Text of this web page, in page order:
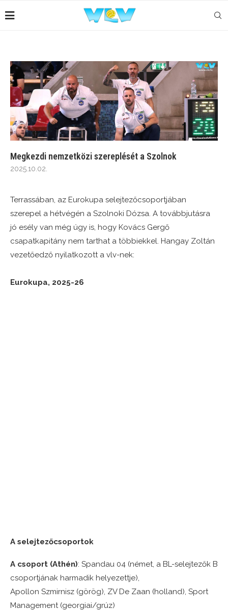
Megkezdi nemzetközi szereplését a Szolnok
2025.10.02.
Terrassában, az Eurokupa selejtezőcsoportjában
szerepel a hétvégén a Szolnoki Dózsa. A továbbjutásra
jó esély van még úgy is, hogy Kovács Gergő
csapatkapitány nem tarthat a többiekkel. Hangay Zoltán
vezetőedző nyilatkozott a vlv-nek:
Eurokupa, 2025-26
A selejtezőcsoportok
A csoport (Athén): Spandau 04 (német, a BL-selejtezők B
csoportjának harmadik helyezettje),
Apollon Szmirnisz (görög), ZV De Zaan (holland), Sport
Management (georgiai/grúz)